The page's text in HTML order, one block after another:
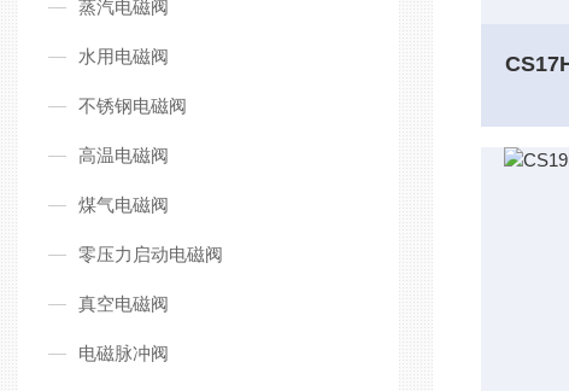
蒸汽电磁阀
水用电磁阀
不锈钢电磁阀
高温电磁阀
煤气电磁阀
零压力启动电磁阀
真空电磁阀
电磁脉冲阀